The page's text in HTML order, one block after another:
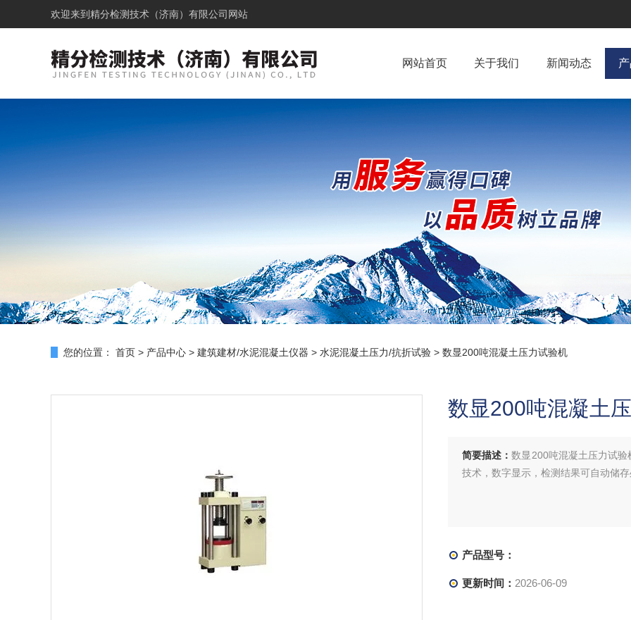
欢迎来到 精分检测技术（济南）有限公司网站
网站首页 关于我们 新闻动态
您的位置： 首页 > 产品中心 > 建筑建材/水泥混凝土仪器 > 水泥混凝土压力/抗折试验 > 数显200吨混凝土压力试验机
数显200吨混凝土
简要描述：数显200吨混凝土压力试
技术，数字显示，检测结果可自动储
产品型号：
更新时间： 2026-06-09